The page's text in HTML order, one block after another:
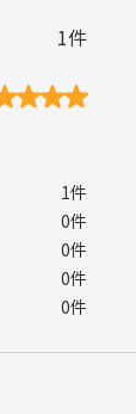
1件
1件
0件
0件
0件
0件